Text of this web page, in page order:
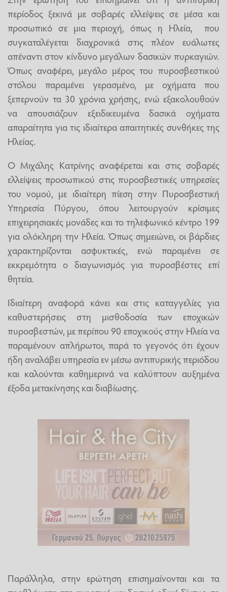
περίοδος ξεκινά με σοβαρές ελλείψεις σε μέσα και
προσωπικό σε μια περιοχή, όπως η Ηλεία, που
συγκαταλέγεται διαχρονικά στις πλέον ευάλωτες
απέναντι στον κίνδυνο μεγάλων δασικών πυρκαγιών.
Όπως αναφέρει, μεγάλο μέρος του πυροσβεστικού
στόλου παραμένει γερασμένο, με οχήματα που
ξεπερνούν τα 30 χρόνια χρήσης, ενώ εξακολουθούν
να απουσιάζουν εξειδικευμένα δασικά οχήματα
απαραίτητα για τις ιδιαίτερα απαιτητικές συνθήκες της
Ηλείας.
Ο Μιχάλης Κατρίνης αναφέρεται και στις σοβαρές
ελλείψεις προσωπικού στις πυροσβεστικές υπηρεσίες
του νομού, με ιδιαίτερη πίεση στην Πυροσβεστική
Υπηρεσία Πύργου, όπου λειτουργούν κρίσιμες
επιχειρησιακές μονάδες και το τηλεφωνικό κέντρο 199
για ολόκληρη την Ηλεία. Όπως σημειώνει, οι βάρδιες
χαρακτηρίζονται ασφυκτικές, ενώ παραμένει σε
εκκρεμότητα ο διαγωνισμός για πυροσβέστες επί
θητεία.
Ιδιαίτερη αναφορά κάνει και στις καταγγελίες για
καθυστερήσεις στη μισθοδοσία των εποχικών
πυροσβεστών, με περίπου 90 εποχικούς στην Ηλεία να
παραμένουν απλήρωτοι, παρά το γεγονός ότι έχουν
ήδη αναλάβει υπηρεσία εν μέσω αντιπυρικής περιόδου
και καλούνται καθημερινά να καλύπτουν αυξημένα
έξοδα μετακίνησης και διαβίωσης.
Παράλληλα, στην ερώτηση επισημαίνονται και τα